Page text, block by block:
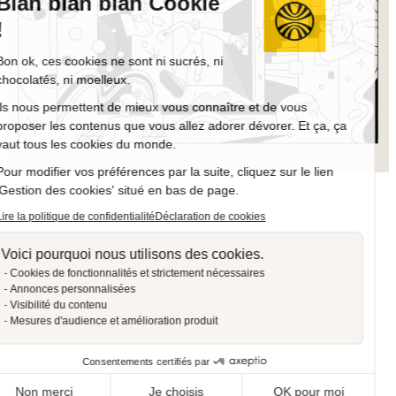
Bon ok, ces cookies ne sont ni sucrés, ni
chocolatés, ni moelleux.
Ils nous permettent de mieux vous connaître et de vous
proposer les contenus que vous allez adorer dévorer. Et ça, ça
vaut tous les cookies du monde.
Pour modifier vos préférences par la suite, cliquez sur le lien
'Gestion des cookies' situé en bas de page.
Lire la politique de confidentialitéDéclaration de cookies
Voici pourquoi nous utilisons des cookies.
Cookies de fonctionnalités et strictement nécessaires
Annonces personnalisées
Visibilité du contenu
Mesures d'audience et amélioration produit
Consentements certifiés par
Non merci Je choisis OK pour moi